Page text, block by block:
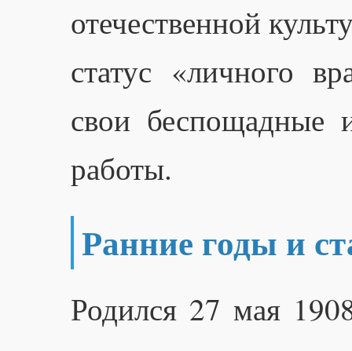
отечественной
статус «личного
свои беспощадные
работы.
Ранние годы и
Родился 27 мая